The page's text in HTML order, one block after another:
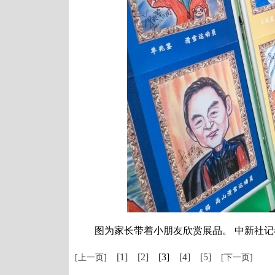
图为家长带着小朋友欣赏展品。 中新社记
[上一页] [1] [2] [3] [4] [5] [下一页]